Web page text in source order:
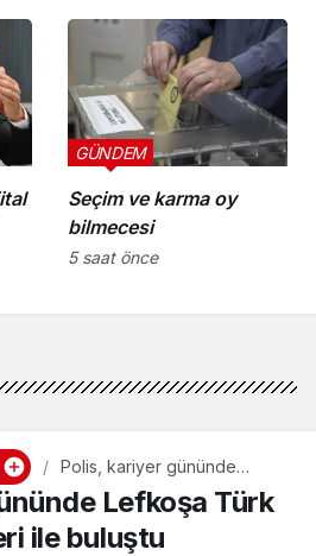
Seçim ve karma oy
bilmecesi
GÜNDEM
5 saat önce
Polis, kariyer gününde
Lefkoşa Türk Lisesi
öğrencileri ile buluştu
Lefkoşa Türk
ile buluştu